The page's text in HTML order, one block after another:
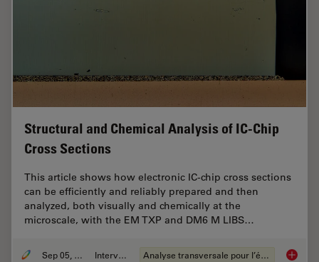
Structural and Chemical Analysis of IC-Chip
Cross Sections
This article shows how electronic IC-chip cross sections
can be efficiently and reliably prepared and then
analyzed, both visually and chemically at the
microscale, with the EM TXP and DM6 M LIBS…
Sep 05, 2023 Interviews Analyse transversale pour l’électronique